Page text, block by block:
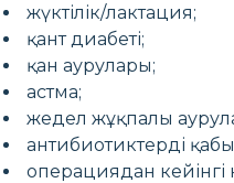
жүктілік/лактация;
қант диабеті;
қан аурулары;
астма;
жедел жұқпалы
антибиотиктерді
операциядан кейінгі